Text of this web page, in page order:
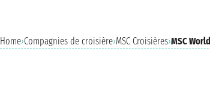
Home›Compagnies de croisière›MSC Croisières›MSC